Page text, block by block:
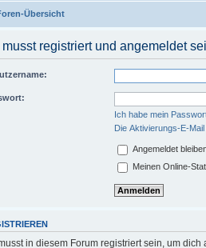
Übersicht
musst registriert und angemeldet
Ich habe mein
Die Aktivierungs-E-
Angemeldet
Meinen Online-
in diesem Forum registriert sein, um